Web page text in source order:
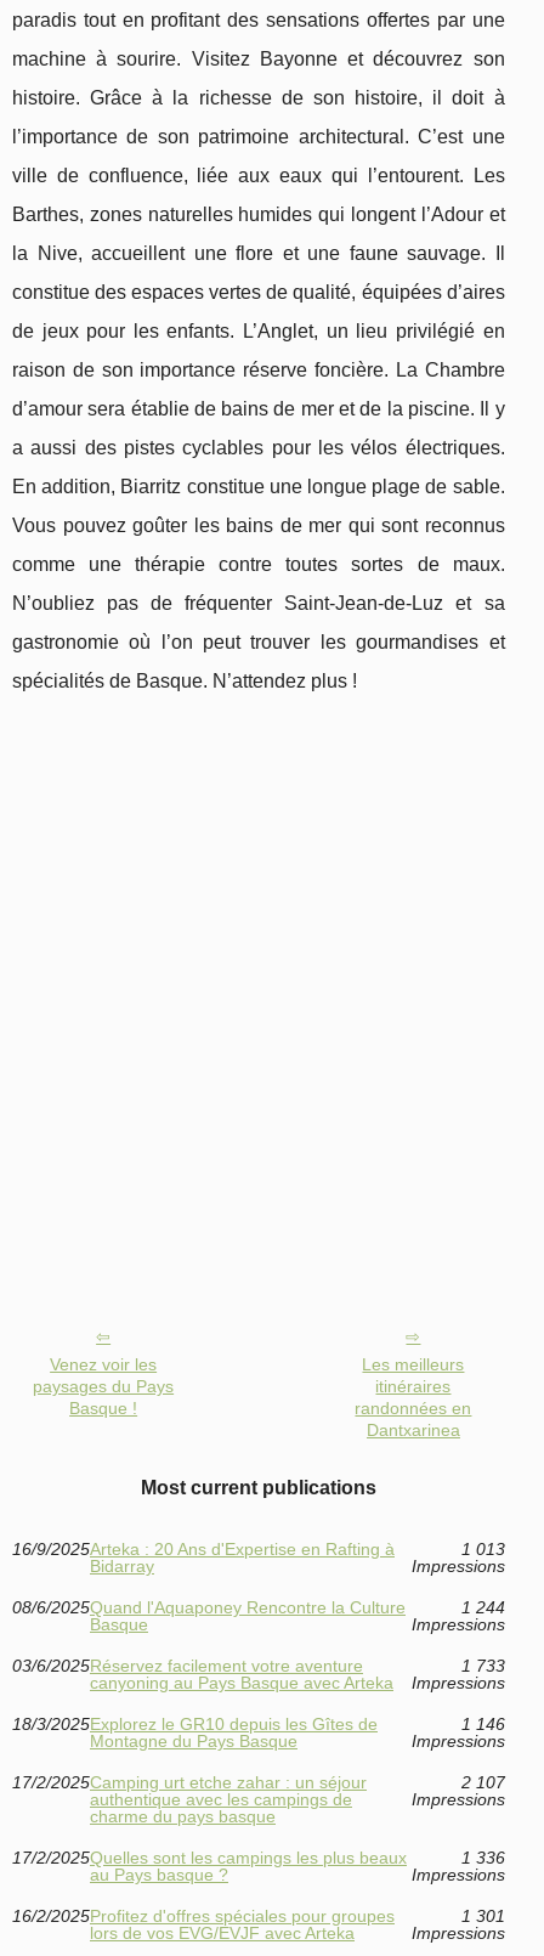
paradis tout en profitant des sensations offertes par une
machine à sourire. Visitez Bayonne et découvrez son
histoire. Grâce à la richesse de son histoire, il doit à
l’importance de son patrimoine architectural. C’est une
ville de confluence, liée aux eaux qui l’entourent. Les
Barthes, zones naturelles humides qui longent l’Adour et
la Nive, accueillent une flore et une faune sauvage. Il
constitue des espaces vertes de qualité, équipées d’aires
de jeux pour les enfants. L’Anglet, un lieu privilégié en
raison de son importance réserve foncière. La Chambre
d’amour sera établie de bains de mer et de la piscine. Il y
a aussi des pistes cyclables pour les vélos électriques.
En addition, Biarritz constitue une longue plage de sable.
Vous pouvez goûter les bains de mer qui sont reconnus
comme une thérapie contre toutes sortes de maux.
N’oubliez pas de fréquenter Saint-Jean-de-Luz et sa
gastronomie où l’on peut trouver les gourmandises et
spécialités de Basque. N’attendez plus !
Venez voir les
paysages du Pays
Basque !
Les meilleurs
itinéraires
randonnées en
Dantxarinea
Most current publications
16/9/2025Arteka : 20 Ans d'Expertise en Rafting à
Bidarray
1 013
Impressions
08/6/2025Quand l'Aquaponey Rencontre la Culture
Basque
1 244
Impressions
03/6/2025Réservez facilement votre aventure
canyoning au Pays Basque avec Arteka
1 733
Impressions
18/3/2025Explorez le GR10 depuis les Gîtes de
Montagne du Pays Basque
1 146
Impressions
17/2/2025Camping urt etche zahar : un séjour
authentique avec les campings de
charme du pays basque
2 107
Impressions
17/2/2025Quelles sont les campings les plus beaux
au Pays basque ?
1 336
Impressions
16/2/2025Profitez d'offres spéciales pour groupes
lors de vos EVG/EVJF avec Arteka
1 301
Impressions